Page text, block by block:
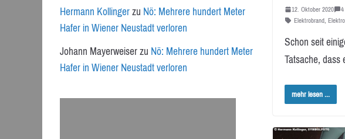
12. Oktober 2020
Elektrobrand,
Schon seit
Tatsache,
mehr lesen ...
Hermann KollingerzuNö: Mehrere hundert Meter
Hafer in Wiener Neustadt verloren
Johann MayerweiserzuNö: Mehrere hundert Meter
Hafer in Wiener Neustadt verloren